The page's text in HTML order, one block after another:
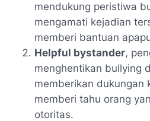
mendukung peristiwa
mengamati kejadian
memberi bantuan
Helpful bystander,
menghentikan bullying
memberikan dukungan
memberi tahu orang
otoritas.